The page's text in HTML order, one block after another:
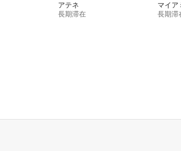
アテネ
長期滞在
マイア
長期滞